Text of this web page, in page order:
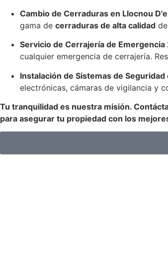
Cambio de Cerraduras en Llocnou
gama de cerraduras de alta calidad
Servicio de Cerrajería de
cualquier emergencia de cerrajería.
Instalación de Sistemas de
electrónicas, cámaras de vigilancia y
Tu tranquilidad es nuestra misión.
para asegurar tu propiedad con los